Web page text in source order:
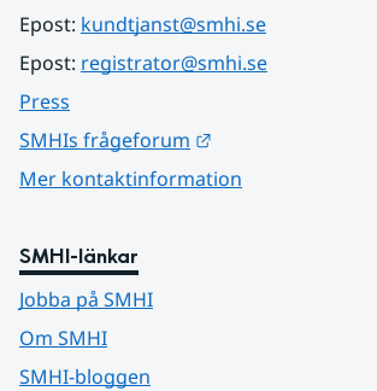
Epost: kundtjanst@smhi.se
Epost: registrator@smhi.se
Press
SMHIs frågeforum
Mer kontaktinformation
SMHI-länkar
Jobba på SMHI
Om SMHI
SMHI-bloggen